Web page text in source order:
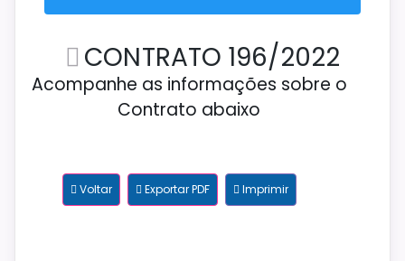
CONTRATO 196/2022
Acompanhe as informações sobre o
Contrato abaixo
Voltar Exportar PDF Imprimir